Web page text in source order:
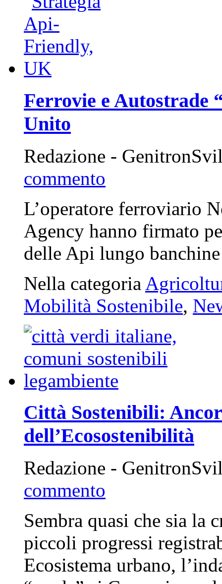
Ferrovie e Autostrade
Unito
Redazione -
commento
L’operatore ferroviario
Agency hanno firmato
delle Api lungo
Nella categoria
Mobilità Sostenibile,
Città Sostenibili:
dell’Ecosostenibilità
Redazione -
commento
Sembra quasi che sia la
piccoli progressi
Ecosistema urbano,